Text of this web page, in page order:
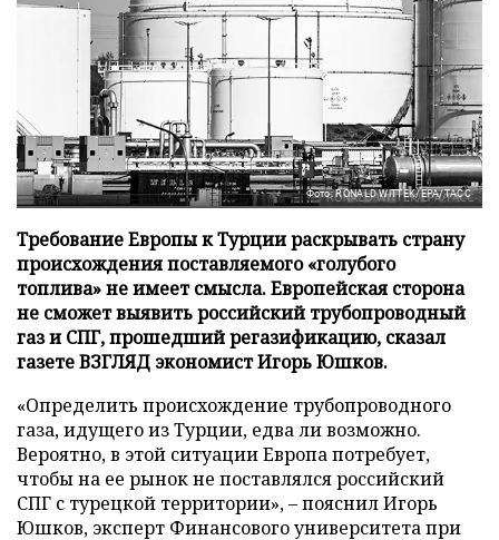
Фото: RONALD WITTEK/EPA/ТАСС
Требование Европы к Турции раскрывать страну
происхождения поставляемого «голубого
топлива» не имеет смысла. Европейская сторона
не сможет выявить российский трубопроводный
газ и СПГ, прошедший регазификацию, сказал
газете ВЗГЛЯД экономист Игорь Юшков.
«Определить происхождение трубопроводного
газа, идущего из Турции, едва ли возможно.
Вероятно, в этой ситуации Европа потребует,
чтобы на ее рынок не поставлялся российский
СПГ с турецкой территории», – пояснил Игорь
Юшков, эксперт Финансового университета при